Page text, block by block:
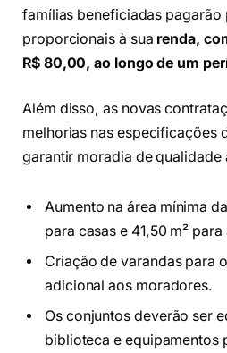
famílias beneficiadas pagarão
proporcionais à sua renda,
R$ 80,00, ao longo de um
Além disso, as novas
melhorias nas especificações
garantir moradia de qualidade
Aumento na área mínima
para casas e 41,50 m²
Criação de varandas para
adicional aos moradores.
Os conjuntos deverão ser
biblioteca e equipamentos